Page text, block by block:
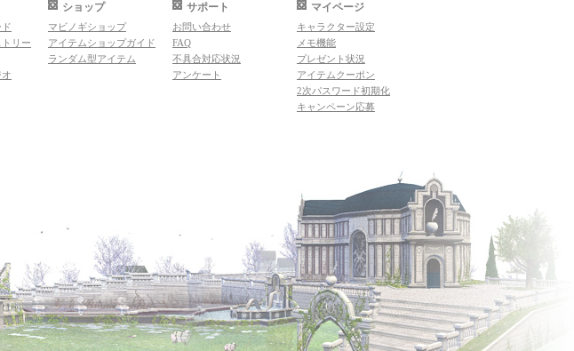
リー
ショップ
マビノギショップ
アイテムショップガイド
ランダム型アイテム
サポート
お問い合わせ
FAQ
不具合対応状況
アンケート
マイページ
キャラクター設定
メモ機能
プレゼント状況
アイテムクーポン
2次パスワード初期化
キャンペーン応募